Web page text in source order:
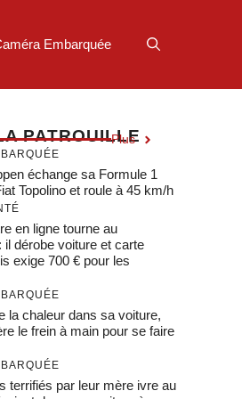
Embarquée
PATROUILLE
Plus
échange sa Formule 1
Topolino et roule à 45 km/h
en ligne tourne au
il dérobe voiture et carte
exige 700 € pour les
la chaleur dans sa voiture,
le frein à main pour se faire
terrifiés par leur mère ivre au